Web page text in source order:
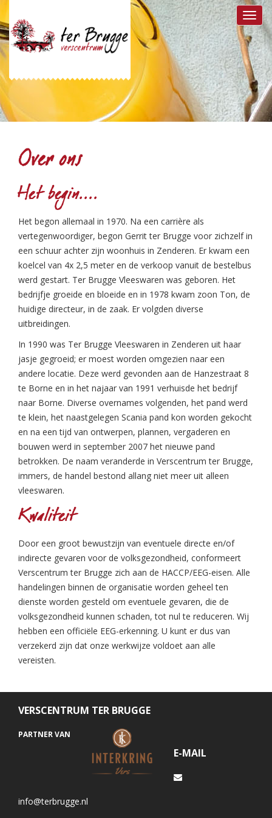
Over ons
Het begin....
Het begon allemaal in 1970. Na een carrière als
vertegenwoordiger, begon Gerrit ter Brugge voor zichzelf in
een schuur achter zijn woonhuis in Zenderen. Er kwam een
koelcel van 4x 2,5 meter en de verkoop vanuit de bestelbus
werd gestart. Ter Brugge Vleeswaren was geboren. Het
bedrijfje groeide en bloeide en in 1978 kwam zoon Ton, de
huidige directeur, in de zaak. Er volgden diverse
uitbreidingen.
In 1990 was Ter Brugge Vleeswaren in Zenderen uit haar
jasje gegroeid; er moest worden omgezien naar een
andere locatie. Deze werd gevonden aan de Hanzestraat 8
te Borne en in het najaar van 1991 verhuisde het bedrijf
naar Borne. Diverse overnames volgenden, het pand werd
te klein, het naastgelegen Scania pand kon worden gekocht
en na een tijd van ontwerpen, plannen, vergaderen en
bouwen werd in september 2007 het nieuwe pand
betrokken. De naam veranderde in Verscentrum ter Brugge,
immers, de handel bestond allang niet meer uit alleen
vleeswaren.
Kwaliteit
Door een groot bewustzijn van eventuele directe en/of
indirecte gevaren voor de volksgezondheid, conformeert
Verscentrum ter Brugge zich aan de HACCP/EEG-eisen. Alle
handelingen binnen de organisatie worden geheel ten
dienste worden gesteld om eventuele gevaren, die de
volksgezondheid kunnen schaden, tot nul te reduceren. Wij
hebben een officiële EEG-erkenning. U kunt er dus van
verzekerd zijn dat onze werkwijze voldoet aan alle
vereisten.
VERSCENTRUM TER BRUGGE
PARTNER VAN
E-MAIL
info@terbrugge.nl